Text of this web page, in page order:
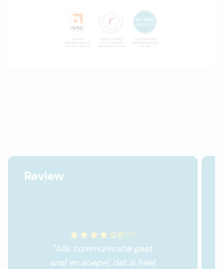
Review
8/10
"Alle communicatie gaat
snel en soepel, dat is heel